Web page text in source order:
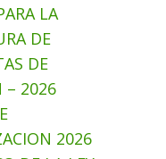
LA
DE
DE
– 2026
2026